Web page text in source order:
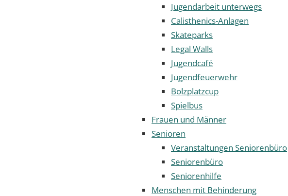
Jugendarbeit unterwegs
Calisthenics-Anlagen
Skateparks
Legal Walls
Jugendcafé
Jugendfeuerwehr
Bolzplatzcup
Spielbus
Frauen und Männer
Senioren
Veranstaltungen Seniorenbüro
Seniorenbüro
Seniorenhilfe
Menschen mit Behinderung